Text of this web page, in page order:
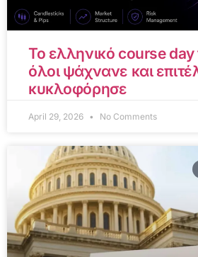
Το ελληνικό course
όλοι ψάχνανε και
κυκλοφόρησε
April 29, 2026 No Comments